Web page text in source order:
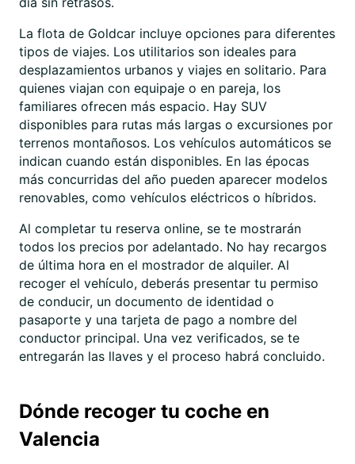
La flota de Goldcar incluye opciones para diferentes
tipos de viajes. Los utilitarios son ideales para
desplazamientos urbanos y viajes en solitario. Para
quienes viajan con equipaje o en pareja, los
familiares ofrecen más espacio. Hay SUV
disponibles para rutas más largas o excursiones por
terrenos montañosos. Los vehículos automáticos se
indican cuando están disponibles. En las épocas
más concurridas del año pueden aparecer modelos
renovables, como vehículos eléctricos o híbridos.
Al completar tu reserva online, se te mostrarán
todos los precios por adelantado. No hay recargos
de última hora en el mostrador de alquiler. Al
recoger el vehículo, deberás presentar tu permiso
de conducir, un documento de identidad o
pasaporte y una tarjeta de pago a nombre del
conductor principal. Una vez verificados, se te
entregarán las llaves y el proceso habrá concluido.
Dónde recoger tu coche en
Valencia